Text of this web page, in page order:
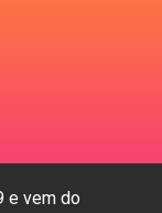
e vem do